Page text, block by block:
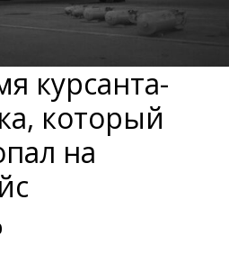
курсанта-
который
на